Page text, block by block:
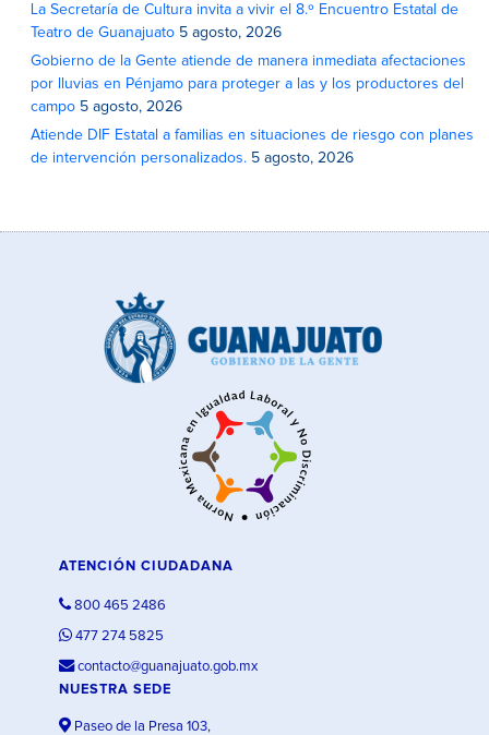
La Secretaría de Cultura invita a vivir el 8.º Encuentro Estatal de
Teatro de Guanajuato 5 agosto, 2026
Gobierno de la Gente atiende de manera inmediata afectaciones
por lluvias en Pénjamo para proteger a las y los productores del
campo 5 agosto, 2026
Atiende DIF Estatal a familias en situaciones de riesgo con planes
de intervención personalizados. 5 agosto, 2026
ATENCIÓN CIUDADANA
800 465 2486
477 274 5825
contacto@guanajuato.gob.mx
NUESTRA SEDE
Paseo de la Presa 103,